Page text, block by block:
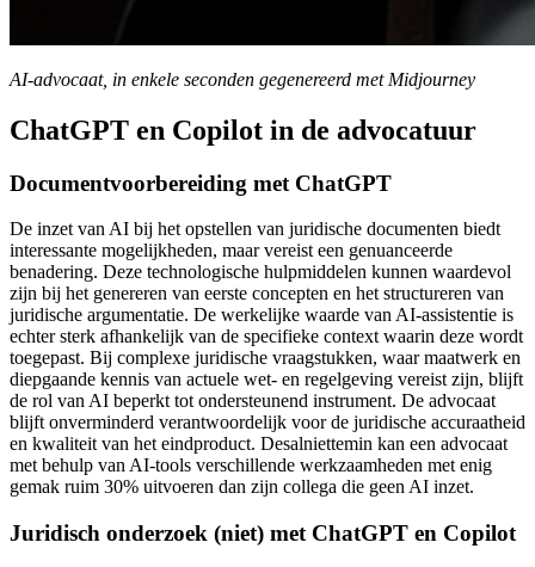
AI-advocaat, in enkele seconden gegenereerd met Midjourney
ChatGPT en Copilot in de advocatuur
Documentvoorbereiding met ChatGPT
De inzet van AI bij het opstellen van juridische documenten biedt
interessante mogelijkheden, maar vereist een genuanceerde
benadering. Deze technologische hulpmiddelen kunnen waardevol
zijn bij het genereren van eerste concepten en het structureren van
juridische argumentatie. De werkelijke waarde van AI-assistentie is
echter sterk afhankelijk van de specifieke context waarin deze wordt
toegepast. Bij complexe juridische vraagstukken, waar maatwerk en
diepgaande kennis van actuele wet- en regelgeving vereist zijn, blijft
de rol van AI beperkt tot ondersteunend instrument. De advocaat
blijft onverminderd verantwoordelijk voor de juridische accuraatheid
en kwaliteit van het eindproduct. Desalniettemin kan een advocaat
met behulp van AI-tools verschillende werkzaamheden met enig
gemak ruim 30% uitvoeren dan zijn collega die geen AI inzet.
Juridisch onderzoek (niet) met ChatGPT en Copilot